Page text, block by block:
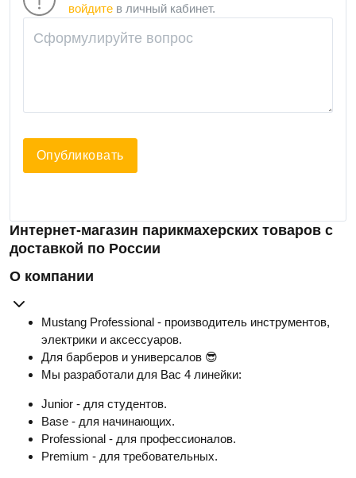
войдите в личный кабинет.
Опубликовать
Интернет-магазин парикмахерских товаров с
доставкой по России
О компании
Mustang Professional - производитель инструментов,
электрики и аксессуаров.
Для барберов и универсалов 😎
Мы разработали для Вас 4 линейки:
Junior - для студентов.
Base - для начинающих.
Professional - для профессионалов.
Premium - для требовательных.